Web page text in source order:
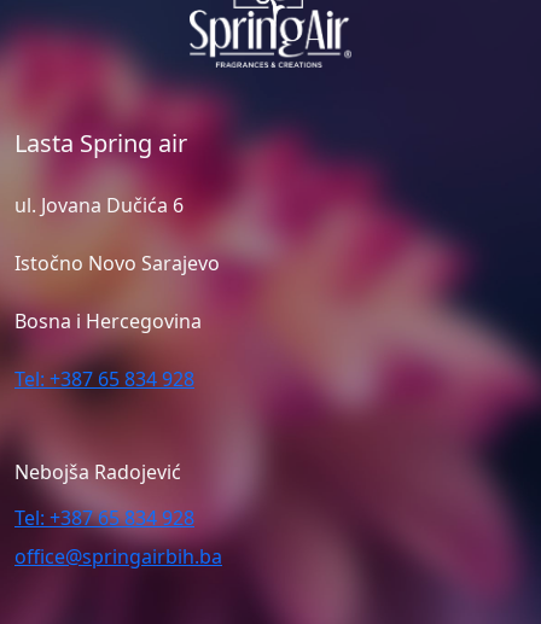
Lasta Spring air
ul. Jovana Dučića 6
Istočno Novo Sarajevo
Bosna i Hercegovina
Tel: +387 65 834 928
Nebojša Radojević
Tel: +387 65 834 928
office@springairbih.ba